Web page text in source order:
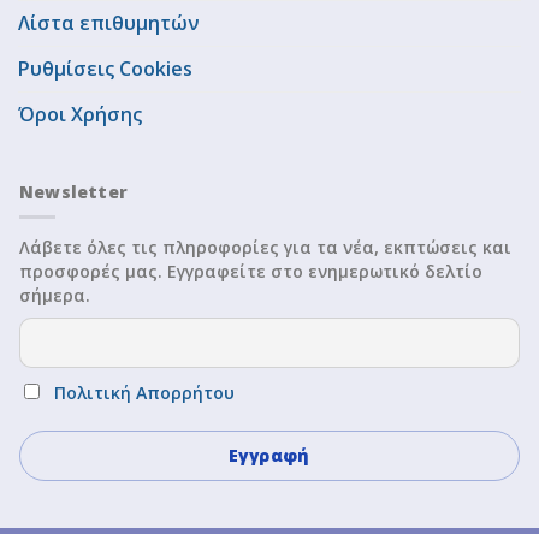
Λίστα επιθυμητών
Ρυθμίσεις Cookies
Όροι Χρήσης
Newsletter
Λάβετε όλες τις πληροφορίες για τα νέα, εκπτώσεις και
προσφορές μας. Εγγραφείτε στο ενημερωτικό δελτίο
σήμερα.
Πολιτική Απορρήτου